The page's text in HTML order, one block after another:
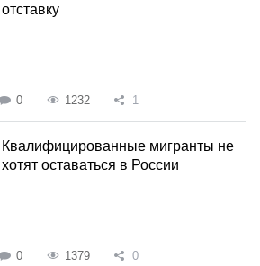
отставку
0 1232 1
Квалифицированные мигранты не
хотят оставаться в России
0 1379 0